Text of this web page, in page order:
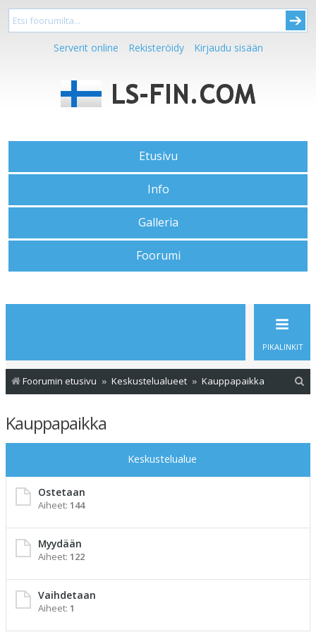
Serverit online Rekisteröidy Kirjaudu sisään
Etusivu
Info
Galleria
Foorumi
PIKALINKIT
Foorumin etusivu Keskustelualueet Kauppapaikka
Kauppapaikka
Keskustelualue
Ostetaan
Aiheet: 144
Myydään
Aiheet: 122
Vaihdetaan
Aiheet: 1